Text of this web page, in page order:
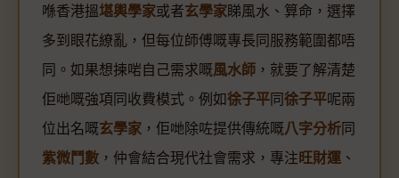
喺香港搵堪輿學家或者玄學家睇風水、算命，選擇
多到眼花繚亂，但每位師傅嘅專長同服務範圍都唔
同。如果想揀啱自己需求嘅風水師 ，就要了解清楚
佢哋嘅強項同收費模式。例如徐子平 同 徐子平呢兩
位出名嘅玄學家 ，佢哋除咗提供傳統嘅八字分析 同
紫微鬥數 ，仲會結合現代社會需求，專注 旺財運 、